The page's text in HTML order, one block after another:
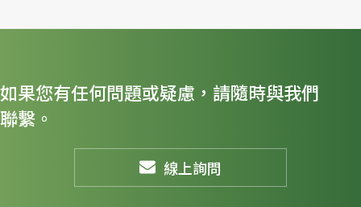
如果您有任何問題或疑慮，請隨時與我們
聯繫。
線上詢問